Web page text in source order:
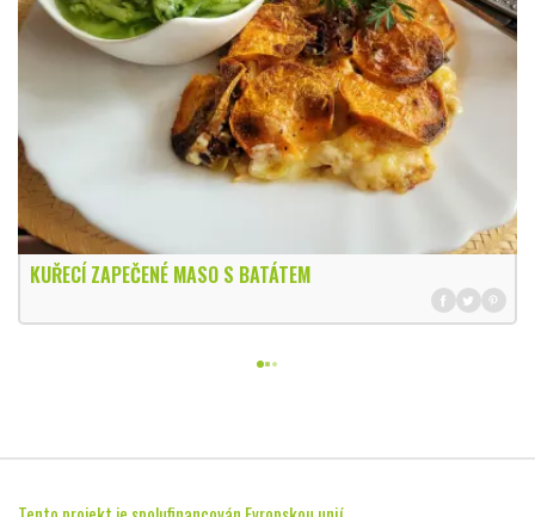
KUŘECÍ ZAPEČENÉ MASO S BATÁTEM